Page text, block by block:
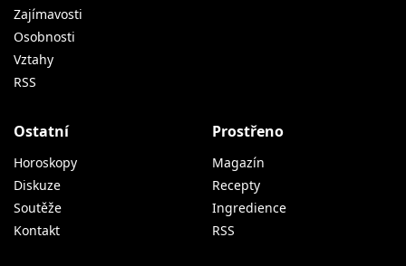
Zajímavosti
Osobnosti
Vztahy
RSS
Ostatní
Horoskopy
Diskuze
Soutěže
Kontakt
Prostřeno
Magazín
Recepty
Ingredience
RSS